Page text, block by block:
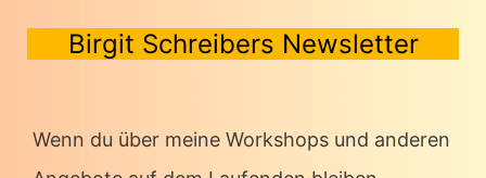
Birgit Schreibers Newsletter
Wenn du über meine Workshops und anderen